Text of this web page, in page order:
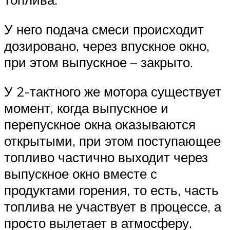
У него подача смеси происходит
дозировано, через впускное окно,
при этом выпускное – закрыто.
У 2-тактного же мотора существует
момент, когда выпускное и
перепускное окна оказываются
открытыми, при этом поступающее
топливо частично выходит через
выпускное окно вместе с
продуктами горения, то есть, часть
топлива не участвует в процессе, а
просто вылетает в атмосферу.